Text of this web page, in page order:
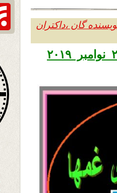
گان ،داکتران
تاریخ نشر یکشنبه سوم قوس ۱۳۹۸ – ۲۴ نوامبر ۲۰۱۹